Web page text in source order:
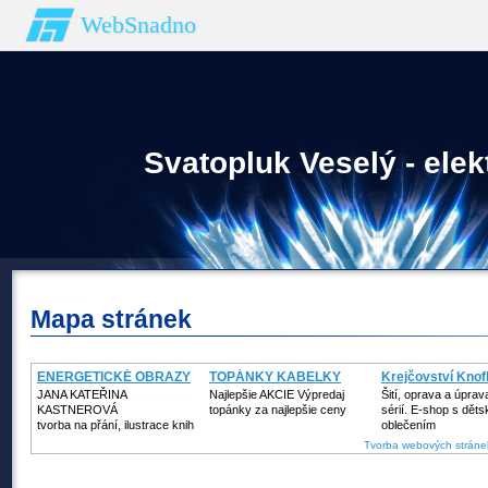
WebSnadno
Svatopluk Veselý -
Mapa stránek
ENERGETICKÉ OBRAZY
JANA KATEŘINA
KASTNEROVÁ
tvorba na přání, ilustrace knih
TOPÁNKY KABELKY
Najlepšie AKCIE Výpredaj
topánky za najlepšie ceny
Krejčovství
Šití, oprava a
sérií. E-shop s
oblečením
Tvorba webových